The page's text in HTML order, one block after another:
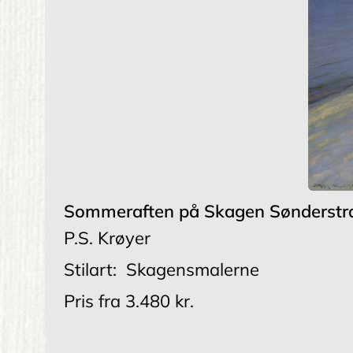
Sommeraften på Skagen
P.S. Krøyer
Stilart: Skagensmalerne
Pris fra 3.480 kr.